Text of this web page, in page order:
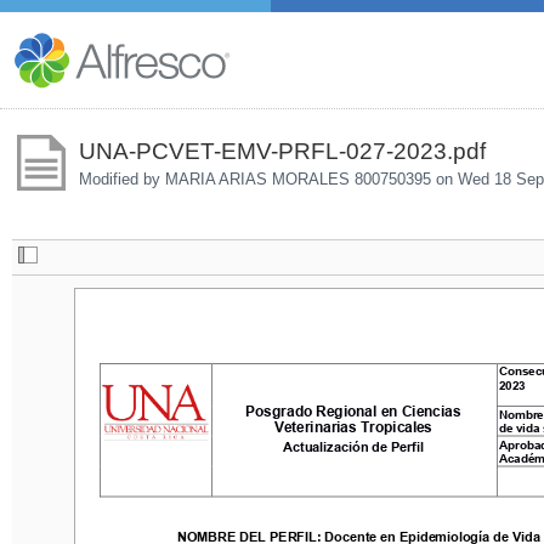
UNA-PCVET-EMV-PRFL-027-2023.pdf
Modified by MARIA ARIAS MORALES 800750395 on Wed 18
Posgrado Regional en Ciencias
Veterinarias Tropicales
Actualización de Perfil
2023
Nombre
de vida
Epidemiología de Vida
Posgrado Regional en Ciencias
Veterinarias Tropicales
Actualización de Perfil
2023
de vida
NOMBRE DEL PERFIL: Docente en Epidemiología de